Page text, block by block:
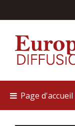
Page d'accueil